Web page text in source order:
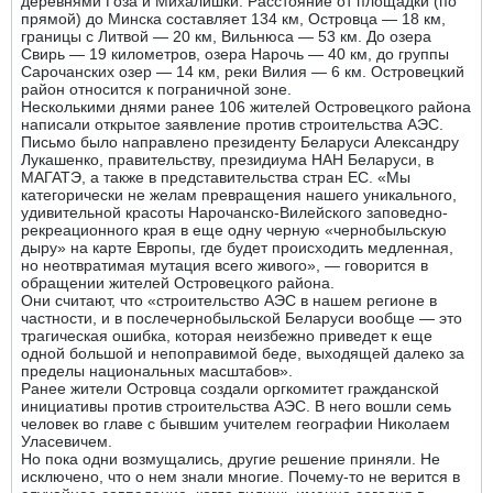
прямой) до Минска составляет 134 км, Островца — 18 км,
границы с Литвой — 20 км, Вильнюса — 53 км. До озера
Свирь — 19 километров, озера Нарочь — 40 км, до группы
Сарочанских озер — 14 км, реки Вилия — 6 км. Островецкий
район относится к пограничной зоне.
Несколькими днями ранее 106 жителей Островецкого района
написали открытое заявление против строительства АЭС.
Письмо было направлено президенту Беларуси Александру
Лукашенко, правительству, президиума НАН Беларуси, в
МАГАТЭ, а также в представительства стран ЕС. «Мы
категорически не желам превращения нашего уникального,
удивительной красоты Нарочанско-Вилейского заповедно-
рекреационного края в еще одну черную «чернобыльскую
дыру» на карте Европы, где будет происходить медленная,
но неотвратимая мутация всего живого», — говорится в
обращении жителей Островецкого района.
Они считают, что «строительство АЭС в нашем регионе в
частности, и в послечернобыльской Беларуси вообще — это
трагическая ошибка, которая неизбежно приведет к еще
одной большой и непоправимой беде, выходящей далеко за
пределы национальных масштабов».
Ранее жители Островца создали оргкомитет гражданской
инициативы против строительства АЭС. В него вошли семь
человек во главе с бывшим учителем географии Николаем
Уласевичем.
Но пока одни возмущались, другие решение приняли. Не
исключено, что о нем знали многие. Почему-то не верится в